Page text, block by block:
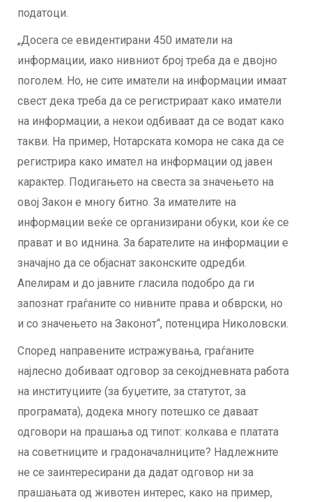
податоци.
„Досега се евидентирани 450 иматели на
информации, иако нивниот број треба да е двојно
поголем. Но, не сите иматели на информации имаат
свест дека треба да се регистрираат како иматели
на информации, а некои одбиваат да се водат како
такви. На пример, Нотарската комора не сака да се
регистрира како имател на информации од јавен
карактер. Подигањето на свеста за значењето на
овој Закон е многу битно. За имателите на
информации веќе се организирани обуки, кои ќе се
прават и во иднина. За барателите на информации е
значајно да се објаснат законските одредби.
Апелирам и до јавните гласила подобро да ги
запознат граѓаните со нивните права и обврски, но
и со значењето на Законот“, потенцира Николовски.
Според направените истражувања, граѓаните
најлесно добиваат одговор за секојдневната работа
на институциите (за буџетите, за статутот, за
програмата), додека многу потешко се даваат
одговори на прашања од типот: колкава е платата
на советниците и градоначалниците? Надлежните
не се заинтересирани да дадат одговор ни за
прашањата од животен интерес, како на пример,